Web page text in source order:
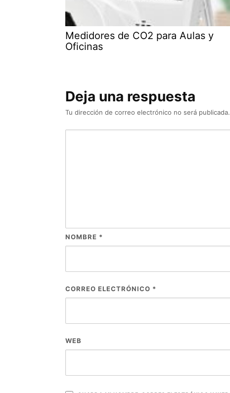
Medidores de CO2 para Aulas y
Oficinas
Deja una respuesta
Tu dirección de correo electrónico no será publicada.
NOMBRE *
CORREO ELECTRÓNICO *
WEB